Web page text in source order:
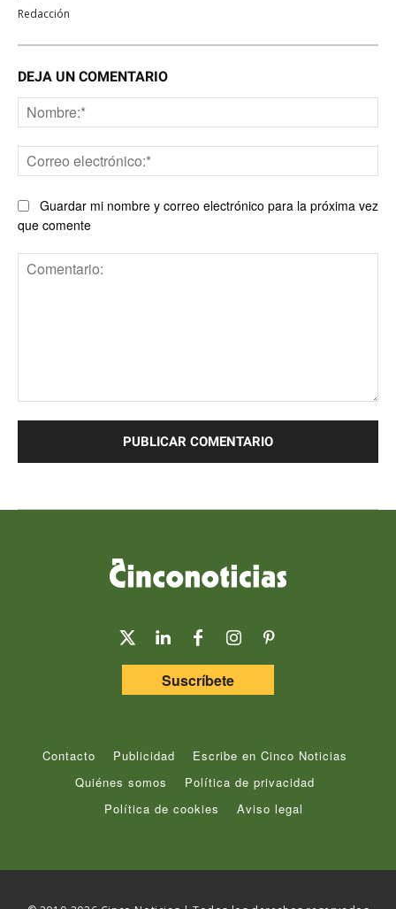
Redacción
DEJA UN COMENTARIO
Guardar mi nombre y correo electrónico para la próxima vez
que comente
Suscríbete
Contacto Publicidad
Escribe en Cinco Noticias
Quiénes somos
Política de privacidad
Política de cookies
Aviso legal